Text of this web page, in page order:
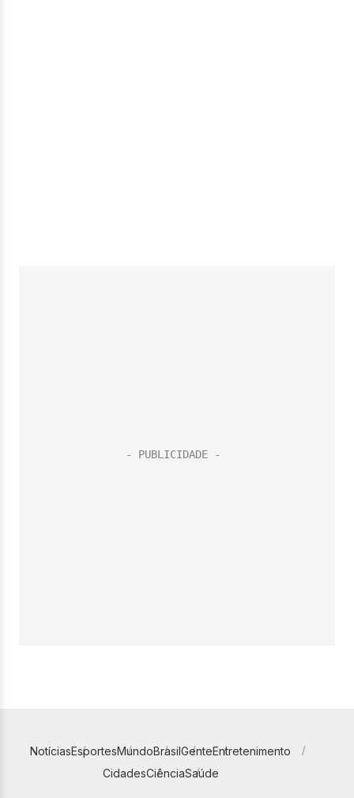
NotíciasEsportesMundoBrasilGenteEntretenimento
CidadesCiênciaSaúde